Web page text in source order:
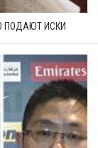
ПОДАЮТ ИСКИ